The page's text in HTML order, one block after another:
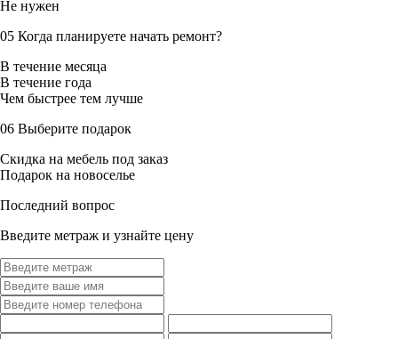
Не нужен
05 Когда планируете начать ремонт?
В течение месяца
В течение года
Чем быстрее тем лучше
06 Выберите подарок
Скидка на мебель под заказ
Подарок на новоселье
Последний вопрос
Введите метраж и узнайте цену